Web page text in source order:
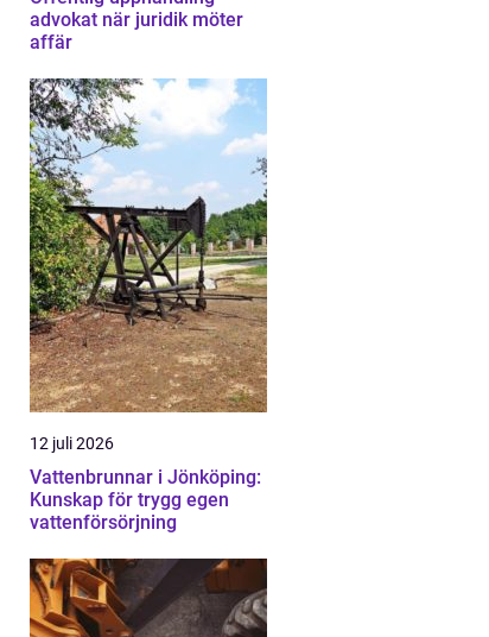
advokat när juridik möter
affär
12 juli 2026
Vattenbrunnar i Jönköping:
Kunskap för trygg egen
vattenförsörjning